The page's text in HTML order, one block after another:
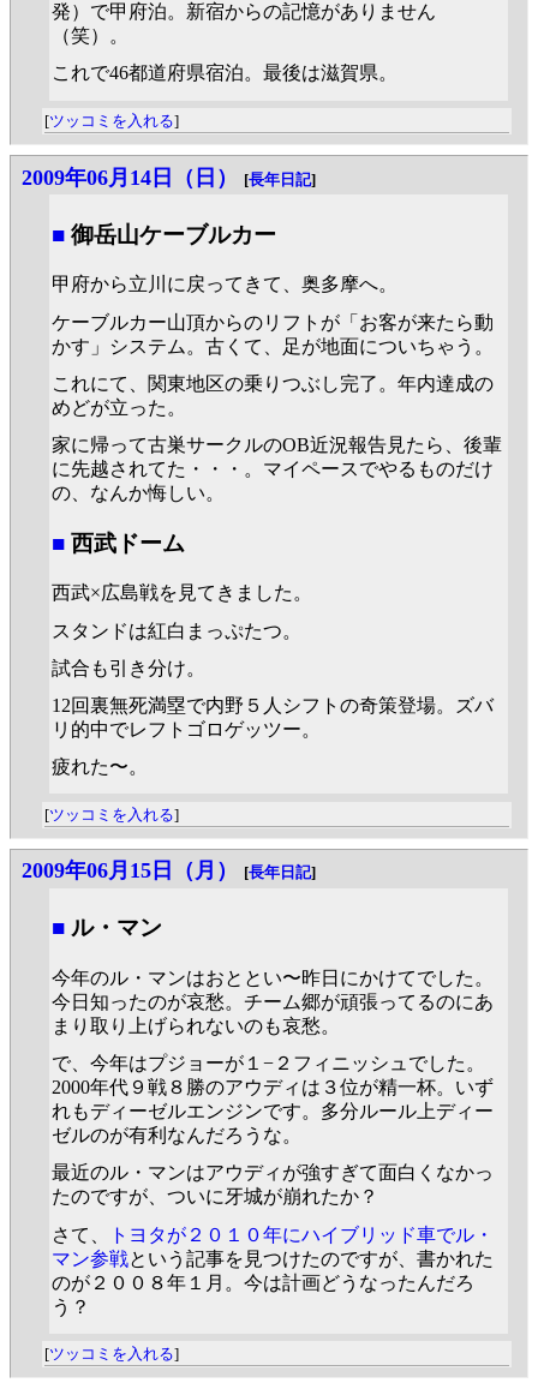
発）で甲府泊。新宿からの記憶がありません
（笑）。
これで46都道府県宿泊。最後は滋賀県。
[ツッコミを入れる]
2009年06月14日（日） [長年日記]
■ 御岳山ケーブルカー
甲府から立川に戻ってきて、奥多摩へ。
ケーブルカー山頂からのリフトが「お客が来たら動
かす」システム。古くて、足が地面についちゃう。
これにて、関東地区の乗りつぶし完了。年内達成の
めどが立った。
家に帰って古巣サークルのOB近況報告見たら、後輩
に先越されてた・・・。マイペースでやるものだけ
の、なんか悔しい。
■ 西武ドーム
西武×広島戦を見てきました。
スタンドは紅白まっぷたつ。
試合も引き分け。
12回裏無死満塁で内野５人シフトの奇策登場。ズバ
リ的中でレフトゴロゲッツー。
疲れた〜。
[ツッコミを入れる]
2009年06月15日（月） [長年日記]
■ ル・マン
今年のル・マンはおととい〜昨日にかけてでした。
今日知ったのが哀愁。チーム郷が頑張ってるのにあ
まり取り上げられないのも哀愁。
で、今年はプジョーが１−２フィニッシュでした。
2000年代９戦８勝のアウディは３位が精一杯。いず
れもディーゼルエンジンです。多分ルール上ディー
ゼルのが有利なんだろうな。
最近のル・マンはアウディが強すぎて面白くなかっ
たのですが、ついに牙城が崩れたか？
さて、
トヨタが２０１０年にハイブリッド車でル・
マン参戦という記事を見つけたのですが、書かれた
のが２００８年１月。今は計画どうなったんだろ
う？
[ツッコミを入れる]